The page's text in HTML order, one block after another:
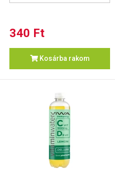
340 Ft
Kosárba rakom